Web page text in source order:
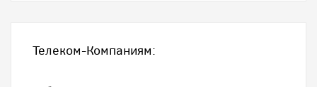
Телеком-Компаниям: